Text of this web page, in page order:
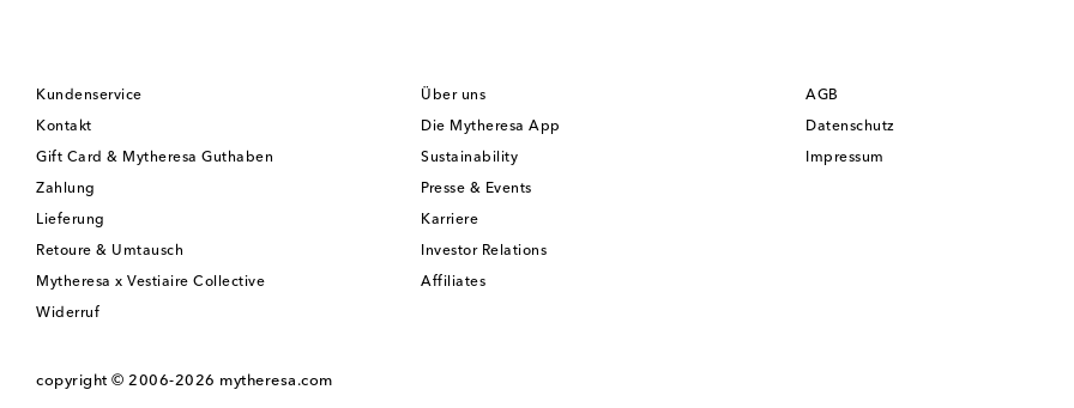
Kundenservice
Kontakt
Gift Card & Mytheresa Guthaben
Zahlung
Lieferung
Retoure & Umtausch
Mytheresa x Vestiaire Collective
Widerruf
Über uns
Die Mytheresa App
Sustainability
Presse & Events
Karriere
Investor Relations
Affiliates
AGB
Datenschutz
Impressum
copyright © 2006-2026 mytheresa.com